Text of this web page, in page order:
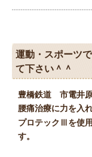
運動・スポーツ
て下さい＾＾
豊橋鉄道 市電井
腰痛治療に力を入
プロテックⅢを使用
す。